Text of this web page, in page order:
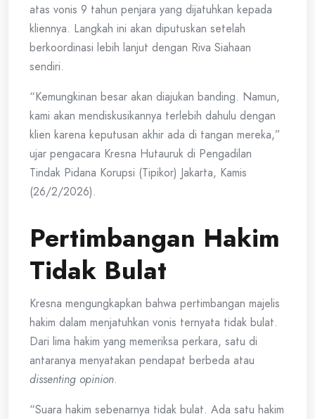
atas vonis 9 tahun penjara yang dijatuhkan kepada
kliennya. Langkah ini akan diputuskan setelah
berkoordinasi lebih lanjut dengan Riva Siahaan
sendiri.
“Kemungkinan besar akan diajukan banding. Namun,
kami akan mendiskusikannya terlebih dahulu dengan
klien karena keputusan akhir ada di tangan mereka,”
ujar pengacara Kresna Hutauruk di Pengadilan
Tindak Pidana Korupsi (Tipikor) Jakarta, Kamis
(26/2/2026).
Pertimbangan Hakim
Tidak Bulat
Kresna mengungkapkan bahwa pertimbangan majelis
hakim dalam menjatuhkan vonis ternyata tidak bulat.
Dari lima hakim yang memeriksa perkara, satu di
antaranya menyatakan pendapat berbeda atau
dissenting opinion.
“Suara hakim sebenarnya tidak bulat. Ada satu hakim